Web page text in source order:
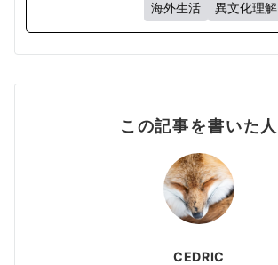
海外生活
異文化理解
この記事を書いた人
CEDRIC